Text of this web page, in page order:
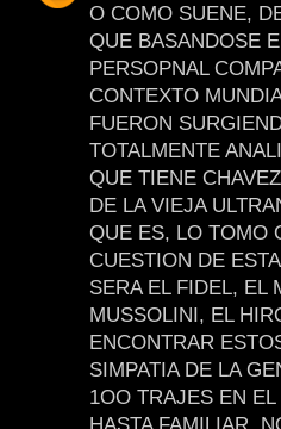
O COMO SUENE,
QUE BASANDOSE
PERSOPNAL
CONTEXTO
FUERON
TOTALMENTE
QUE TIENE
DE LA VIEJA
QUE ES, LO TOMO
CUESTION DE
SERA EL FIDEL, EL
MUSSOLINI, EL
ENCONTRAR
SIMPATIA DE LA
1OO TRAJES EN